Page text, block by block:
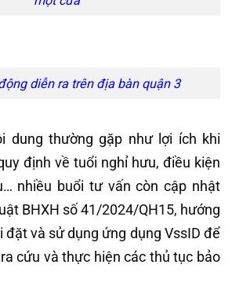
diễn ra trên địa bàn quận 3
dung thường gặp như lợi ích khi
định về tuổi nghỉ hưu, điều kiện
nhiều buổi tư vấn còn cập nhật
BHXH số 41/2024/QH15, hướng
đặt và sử dụng ứng dụng VssID để
cứu và thực hiện các thủ tục bảo